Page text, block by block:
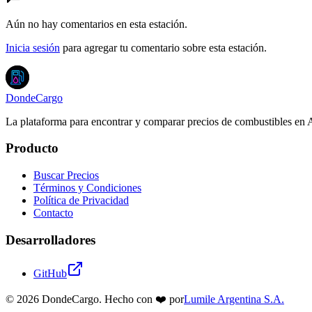
Aún no hay comentarios en esta estación.
Inicia sesión para agregar tu comentario sobre esta estación.
DondeCargo
La plataforma para encontrar y comparar precios de combustibles en
Producto
Buscar Precios
Términos y Condiciones
Política de Privacidad
Contacto
Desarrolladores
GitHub
© 2026 DondeCargo. Hecho con ❤️ porLumile Argentina S.A.